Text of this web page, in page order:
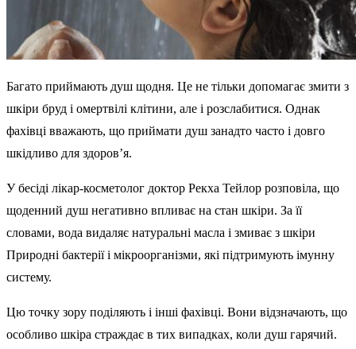
Багато приймають душ щодня. Це не тільки допомагає змити з
шкіри бруд і омертвілі клітини, але і розслабитися. Однак
фахівці вважають, що приймати душ занадто часто і довго
шкідливо для здоров’я.
У бесіді лікар-косметолог доктор Рекха Тейлор розповіла, що
щоденний душ негативно впливає на стан шкіри. За її
словами, вода видаляє натуральні масла і змиває з шкіри
Природні бактерії і мікроорганізми, які підтримують імунну
систему.
Цю точку зору поділяють і інші фахівці. Вони відзначають, що
особливо шкіра страждає в тих випадках, коли душ гарячий.